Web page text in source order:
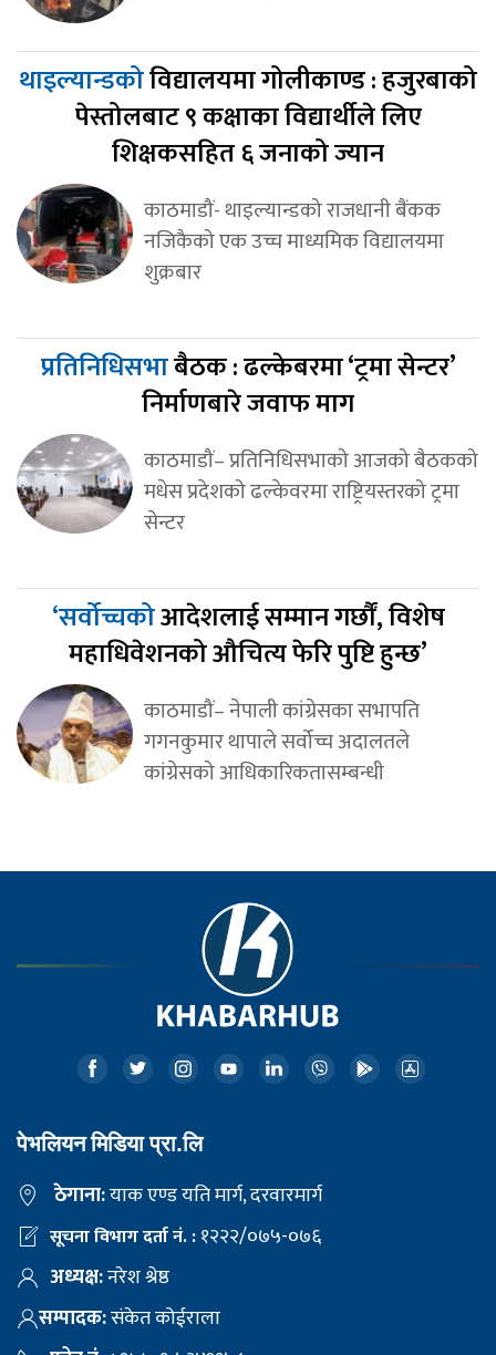
थाइल्यान्डकोविद्यालयमा गोलीकाण्ड : हजुरबाको
पेस्तोलबाट ९ कक्षाका विद्यार्थीले लिए
शिक्षकसहित ६ जनाको ज्यान
काठमाडौं- थाइल्यान्डको राजधानी बैंकक
नजिकैको एक उच्च माध्यमिक विद्यालयमा
शुक्रबार
प्रतिनिधिसभाबैठक : ढल्केबरमा ‘ट्रमा सेन्टर’
निर्माणबारे जवाफ माग
काठमाडौं– प्रतिनिधिसभाको आजको बैठकको
मधेस प्रदेशको ढल्केवरमा राष्ट्रियस्तरको ट्रमा
सेन्टर
‘सर्वोच्चकोआदेशलाई सम्मान गर्छौं, विशेष
महाधिवेशनको औचित्य फेरि पुष्टि हुन्छ’
काठमाडौं– नेपाली कांग्रेसका सभापति
गगनकुमार थापाले सर्वोच्च अदालतले
कांग्रेसको आधिकारिकतासम्बन्धी
पेभलियन मिडिया प्रा.लि
ठेगाना:याक एण्ड यति मार्ग, दरवारमार्ग
सूचना विभाग दर्ता नं. :१२२२/०७५-०७६
अध्यक्ष:नरेश श्रेष्ठ
सम्पादक:संकेत कोईराला